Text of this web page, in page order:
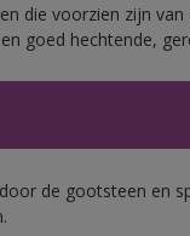
die voorzien zijn van
goed hechtende,
de gootsteen en